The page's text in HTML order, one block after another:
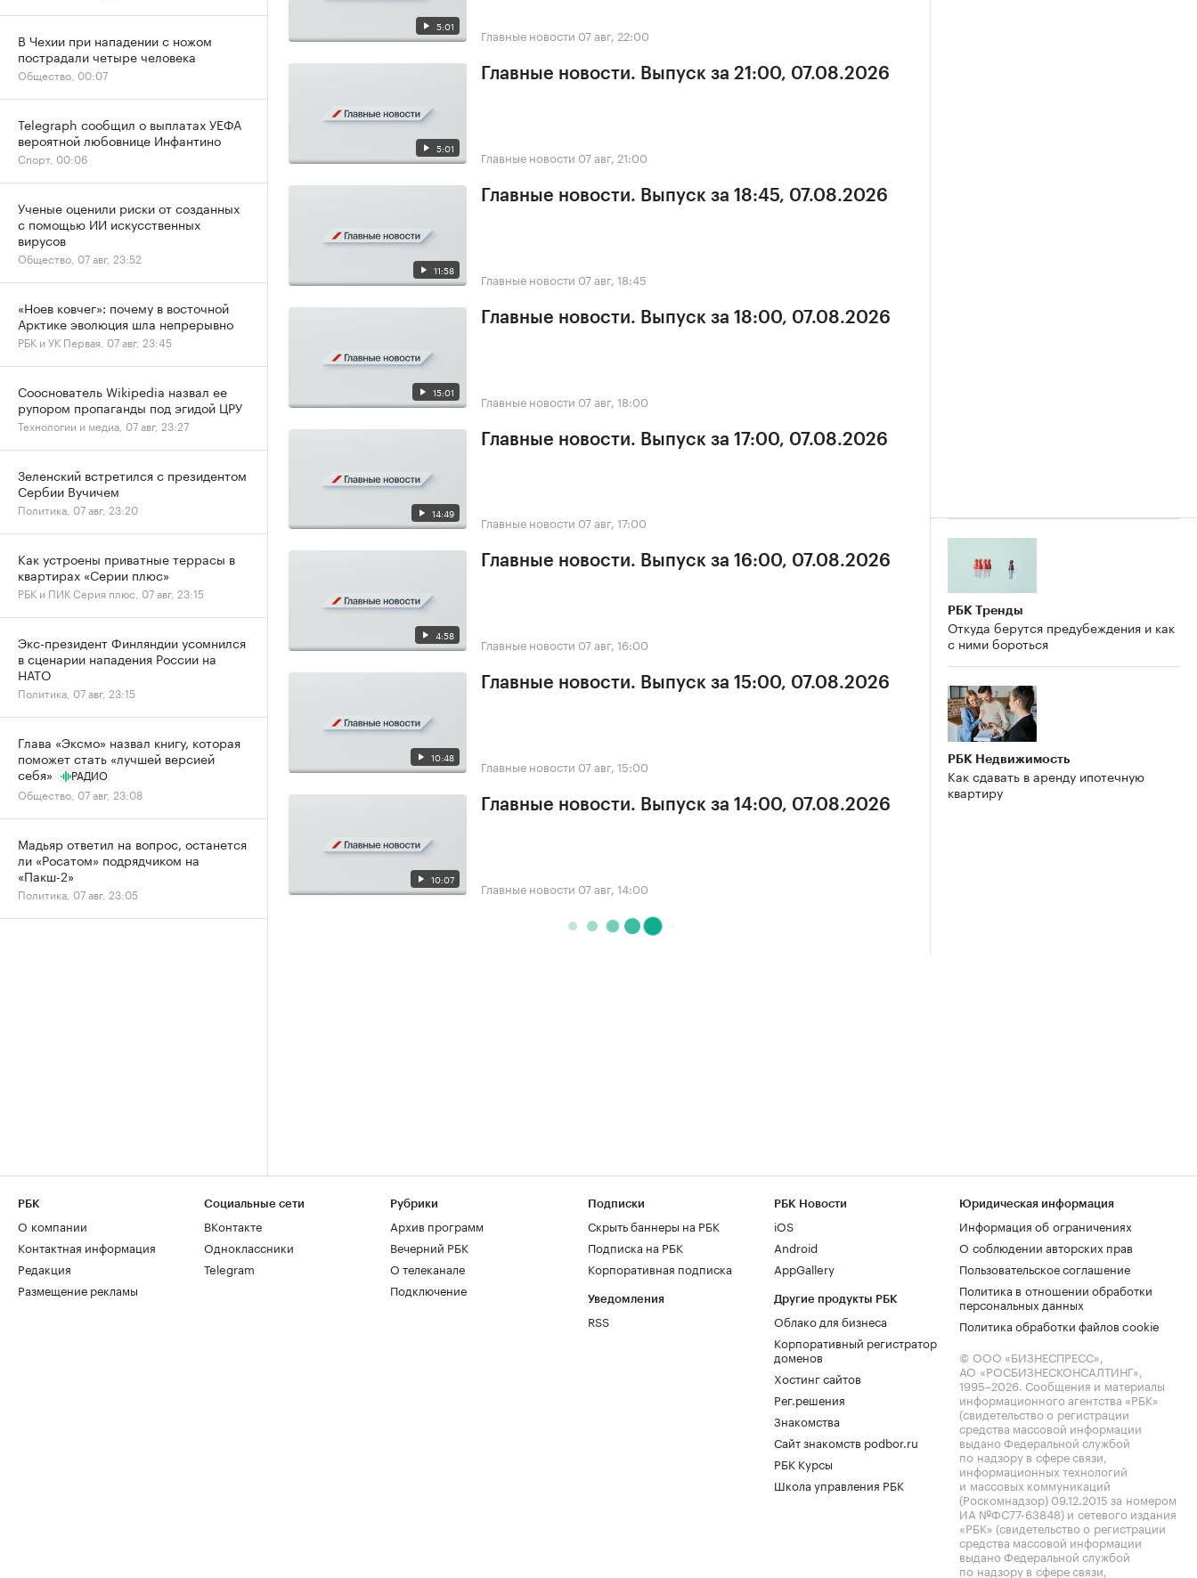
5:01 Главные новости 07 авг, 22:00
5:01
Главные новости. Выпуск за 21:00, 07.08.2026
Главные новости 07 авг, 21:00
11:58
Главные новости. Выпуск за 18:45, 07.08.2026
Главные новости 07 авг, 18:45
15:01
Главные новости. Выпуск за 18:00, 07.08.2026
Главные новости 07 авг, 18:00
14:49
Главные новости. Выпуск за 17:00, 07.08.2026
Главные новости 07 авг, 17:00
4:58
Главные новости. Выпуск за 16:00, 07.08.2026
Главные новости 07 авг, 16:00
10:48
Главные новости. Выпуск за 15:00, 07.08.2026
Главные новости 07 авг, 15:00
10:07
Главные новости. Выпуск за 14:00, 07.08.2026
Главные новости 07 авг, 14:00
РБК Тренды
Откуда берутся предубеждения и как
с ними бороться
РБК Недвижимость
Как сдавать в аренду ипотечную
квартиру
В Чехии при нападении с ножом
пострадали четыре человека
Общество, 00:07
Telegraph сообщил о выплатах УЕФА
вероятной любовнице Инфантино
Спорт, 00:06
Ученые оценили риски от созданных
с помощью ИИ искусственных
вирусов
Общество, 07 авг, 23:52
«Ноев ковчег»: почему в восточной
Арктике эволюция шла непрерывно
РБК и УК Первая, 07 авг, 23:45
Сооснователь Wikipedia назвал ее
рупором пропаганды под эгидой ЦРУ
Технологии и медиа, 07 авг, 23:27
Зеленский встретился с президентом
Сербии Вучичем
Политика, 07 авг, 23:20
Как устроены приватные террасы в
квартирах «Серии плюс»
РБК и ПИК Серия плюс, 07 авг, 23:15
Экс-президент Финляндии усомнился
в сценарии нападения России на
НАТО
Политика, 07 авг, 23:15
Глава «Эксмо» назвал книгу, которая
поможет стать «лучшей версией
себя»
РАДИО
Общество, 07 авг, 23:08
Мадьяр ответил на вопрос, останется
ли «Росатом» подрядчиком на
«Пакш-2»
Политика, 07 авг, 23:05
РБК
О компании
Контактная информация
Редакция
Размещение рекламы
Социальные сети
ВКонтакте
Одноклассники
Telegram
Рубрики
Архив программ
Вечерний РБК
О телеканале
Подключение
Подписки
Скрыть баннеры на РБК
Подписка на РБК
Корпоративная подписка
Уведомления
RSS
РБК Новости
iOS
Android
AppGallery
Другие продукты РБК
Облако для бизнеса
Корпоративный регистратор
доменов
Хостинг сайтов
Рег.решения
Знакомства
Сайт знакомств podbor.ru
РБК Курсы
Школа управления РБК
Юридическая информация
Информация об ограничениях
О соблюдении авторских прав
Пользовательское соглашение
Политика в отношении обработки
персональных данных
Политика обработки файлов cookie
© ООО «БИЗНЕСПРЕСС»,
АО «РОСБИЗНЕСКОНСАЛТИНГ»,
1995–2026. Сообщения и материалы
информационного агентства «РБК»
(свидетельство о регистрации
средства массовой информации
выдано Федеральной службой
по надзору в сфере связи,
информационных технологий
и массовых коммуникаций
(Роскомнадзор) 09.12.2015 за номером
ИА №ФС77-63848) и сетевого издания
«РБК» (свидетельство о регистрации
средства массовой информации
выдано Федеральной службой
по надзору в сфере связи,